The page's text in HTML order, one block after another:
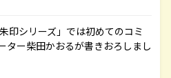
印シリーズ」では初めてのコミ
ター柴田かおるが書きおろしまし